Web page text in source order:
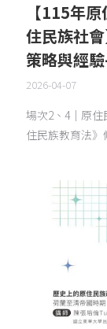
【115年
住民族社
策略與經
2026-04-07
場次2、4｜原
住民族教育法